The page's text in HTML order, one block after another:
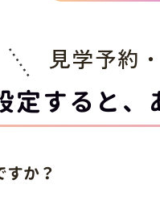
見学予約
すると、
か？